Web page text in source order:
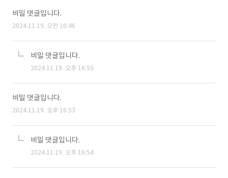
비밀 댓글입니다.
2024.11.19. 오전 10:46
비밀 댓글입니다.
2024.11.19. 오후 16:55
비밀 댓글입니다.
2024.11.19. 오후 16:53
비밀 댓글입니다.
2024.11.19. 오후 16:54